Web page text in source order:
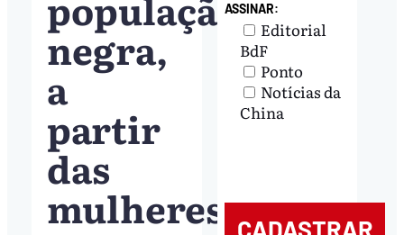
negra,
a
partir
das
mulheres”
ASSINAR:
Editorial
BdF
Ponto
Notícias da
China